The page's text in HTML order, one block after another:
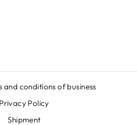
and conditions of business
Privacy Policy
Shipment